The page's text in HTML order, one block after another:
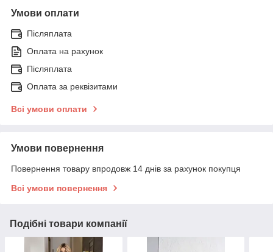
Умови оплати
Післяплата
Оплата на рахунок
Післяплата
Оплата за реквізитами
Всі умови оплати
Умови повернення
Повернення товару впродовж 14 днів за рахунок покупця
Всі умови повернення
Подібні товари компанії